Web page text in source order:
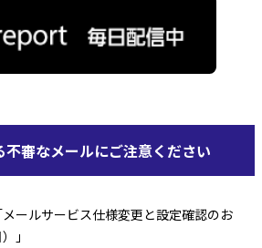
不審なメールにご注意ください
ールサービス仕様変更と設定確認のお
」